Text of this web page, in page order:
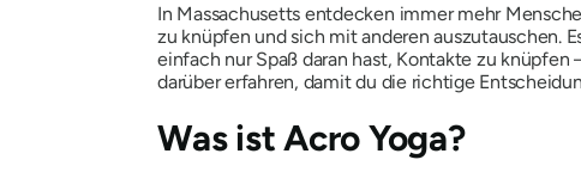
In Massachusetts entdecken immer mehr
zu knüpfen und sich mit anderen auszutauschen.
einfach nur Spaß daran hast, Kontakte zu knüpfen
darüber erfahren, damit du die richtige
Was ist Acro Yoga?